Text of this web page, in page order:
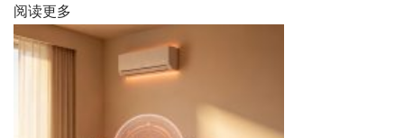
各
部
阅读更多